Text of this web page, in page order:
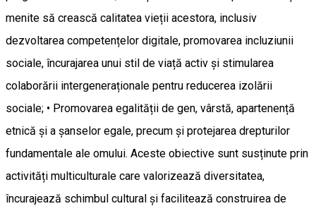
menite să crească calitatea vieții acestora, inclusiv
dezvoltarea competențelor digitale, promovarea incluziunii
sociale, încurajarea unui stil de viață activ și stimularea
colaborării intergeneraționale pentru reducerea izolării
sociale; • Promovarea egalității de gen, vârstă, apartenență
etnică și a șanselor egale, precum și protejarea drepturilor
fundamentale ale omului. Aceste obiective sunt susținute prin
activități multiculturale care valorizează diversitatea,
încurajează schimbul cultural și facilitează construirea de